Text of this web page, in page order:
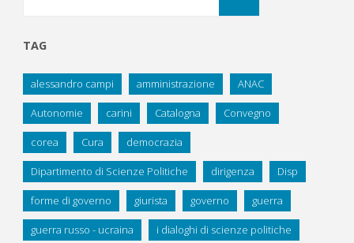
TAG
alessandro campi amministrazione ANAC
Autonomie carini Catalogna Convegno
corea Cura democrazia
Dipartimento di Scienze Politiche dirigenza Disp
forme di governo giurista governo guerra
guerra russo - ucraina i dialoghi di scienze politiche